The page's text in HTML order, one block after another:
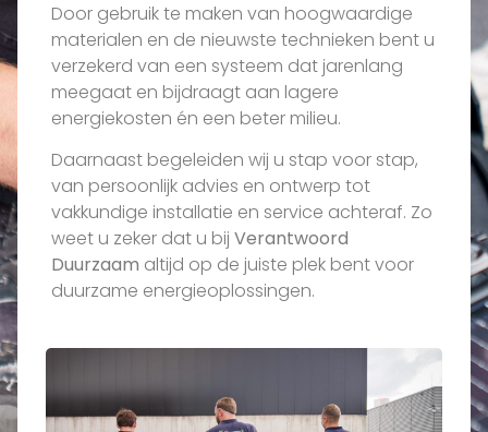
Door gebruik te maken van hoogwaardige
materialen en de nieuwste technieken bent u
verzekerd van een systeem dat jarenlang
meegaat en bijdraagt aan lagere
energiekosten én een beter milieu.
Daarnaast begeleiden wij u stap voor stap,
van persoonlijk advies en ontwerp tot
vakkundige installatie en service achteraf. Zo
weet u zeker dat u bij Verantwoord
Duurzaam altijd op de juiste plek bent voor
duurzame energieoplossingen.